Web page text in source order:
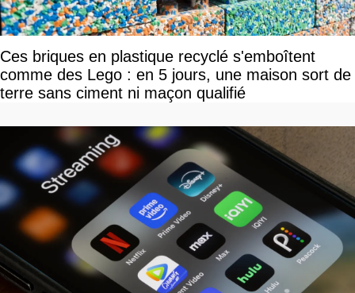
Ces briques en plastique recyclé s'emboîtent
comme des Lego : en 5 jours, une maison sort de
terre sans ciment ni maçon qualifié